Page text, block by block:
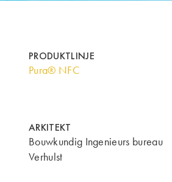
PRODUKTLINJE
Pura® NFC
ARKITEKT
Bouwkundig Ingenieurs bureau
Verhulst